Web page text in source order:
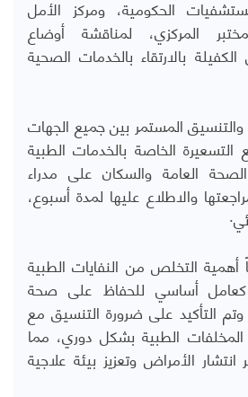
الحكومية، ومركز الأمل
المركزي، لمناقشة أوضاع
بالارتقاء بالخدمات الصحية
المستمر بين جميع الجهات
التسعيرة الخاصة بالخدمات الطبية
العامة والسكان على مدراء
والاطلاع عليها لمدة أسبوع،
أهمية التخلص من النفايات الطبية
كعامل أساسي للحفاظ على صحة
التأكيد على ضرورة التنسيق مع
المخلفات الطبية بشكل دوري، مما
الأمراض وتعزيز بيئة علاجية